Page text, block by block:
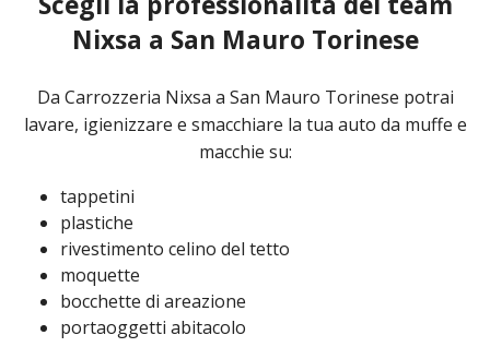
Nixsa a San Mauro Torinese
Da Carrozzeria Nixsa a San Mauro Torinese potrai
lavare, igienizzare e smacchiare la tua auto da muffe e
macchie su:
tappetini
plastiche
rivestimento celino del tetto
moquette
bocchette di areazione
portaoggetti abitacolo